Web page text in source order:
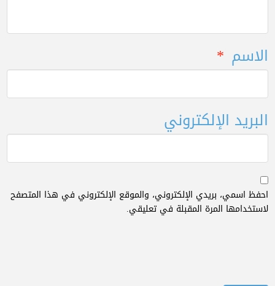
الاسم *
البريد الإلكتروني
احفظ اسمي، بريدي الإلكتروني، والموقع الإلكتروني في هذا المتصفح
لاستخدامها المرة المقبلة في تعليقي.